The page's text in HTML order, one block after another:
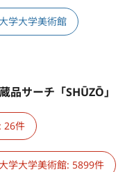
学大学美術館
品サーチ「SHŪZŌ」
26件
学大学美術館: 5899件